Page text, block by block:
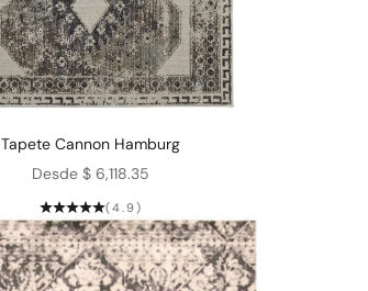
Tapete Cannon Hamburg
Precio de oferta
Desde $ 6,118.35
(4.9)